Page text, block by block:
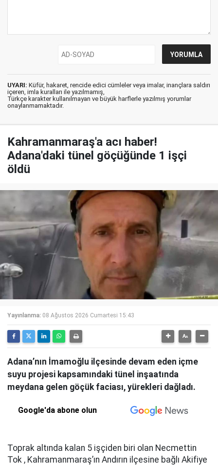
UYARI: Küfür, hakaret, rencide edici cümleler veya imalar, inançlara saldırı
içeren, imla kuralları ile yazılmamış,
Türkçe karakter kullanılmayan ve büyük harflerle yazılmış yorumlar
onaylanmamaktadır.
Kahramanmaraş'a acı haber!
Adana'daki tünel göçüğünde 1 işçi
öldü
Yayınlanma: 08 Ağustos 2026 Cumartesi 15:43
Adana’nın İmamoğlu ilçesinde devam eden içme
suyu projesi kapsamındaki tünel inşaatında
meydana gelen göçük faciası, yürekleri dağladı.
Google'da abone olun
Toprak altında kalan 5 işçiden biri olan Necmettin
Tok , Kahramanmaraş’ın Andırın ilçesine bağlı Akifiye